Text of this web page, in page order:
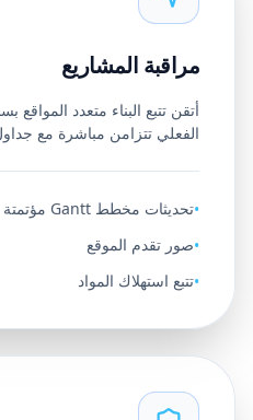
مراقبة المشاريع
أتقن تتبع البناء متعدد
الفعلي تتزامن مباشرة مع
•تحديثات مخطط Gantt مؤتمتة
•صور تقدم الموقع
•تتبع استهلاك المواد